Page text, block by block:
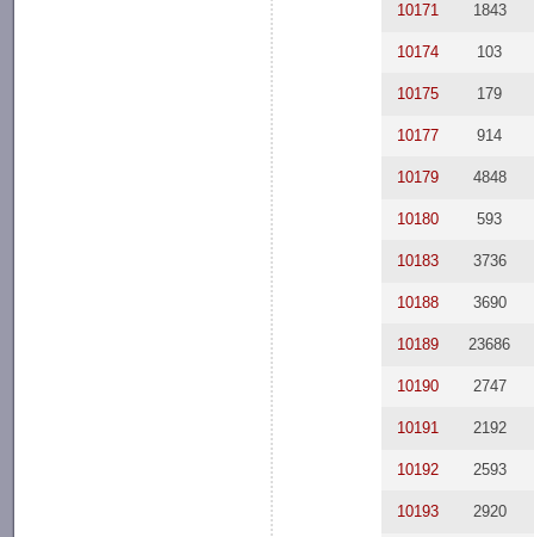
10171 1843
10174 103
10175 179
10177 914
10179 4848
10180 593
10183 3736
10188 3690
10189 23686
10190 2747
10191 2192
10192 2593
10193 2920